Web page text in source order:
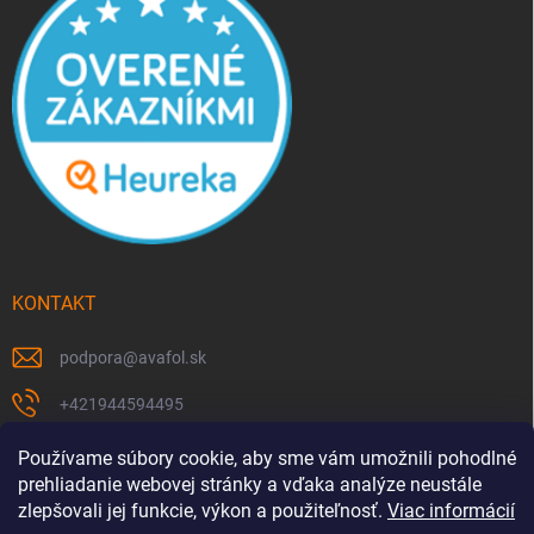
Používame súbory cookie, aby sme vám umožnili pohodlné
prehliadanie webovej stránky a vďaka analýze neustále
zlepšovali jej funkcie, výkon a použiteľnosť. Viac informácií
KONTAKT
podpora@avafol.sk
+421944594495
https://www.facebook.com/p/avafolsk-100091961793102/
avafol.sk/